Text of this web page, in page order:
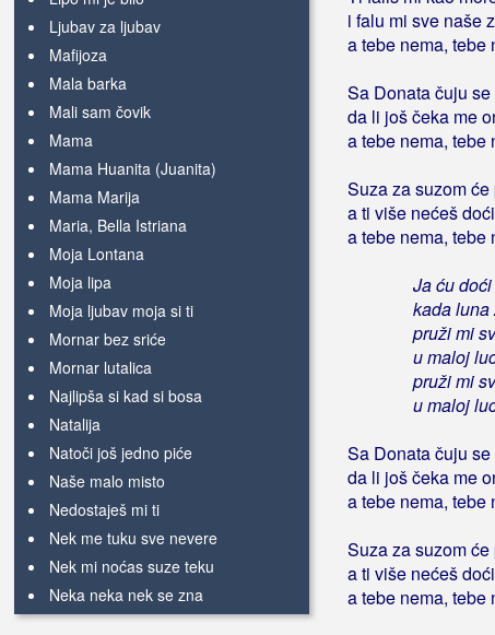
Ljubav za ljubav
Mafijoza
Mala barka
Mali sam čovik
Mama
Mama Huanita (Juanita)
Mama Marija
Maria, Bella Istriana
Moja Lontana
Moja lipa
Moja ljubav moja si ti
Mornar bez sriće
Mornar lutalica
Najlipša si kad si bosa
Natalija
Natoči još jedno piće
Naše malo misto
Nedostaješ mi ti
Nek me tuku sve nevere
Nek mi noćas suze teku
Neka neka nek se zna
Neka plovi moja barka
i falu mi sve naše
a tebe nema, tebe
Sa Donata čuju
da li još čeka me
a tebe nema, tebe
Suza za suzom će
a ti više nećeš doći
a tebe nema, tebe
Ja ću
kada luna
pruži mi
u maloj
pruži mi
u maloj
Sa Donata čuju
da li još čeka me
a tebe nema, tebe
Suza za suzom će
a ti više nećeš doći
a tebe nema, tebe